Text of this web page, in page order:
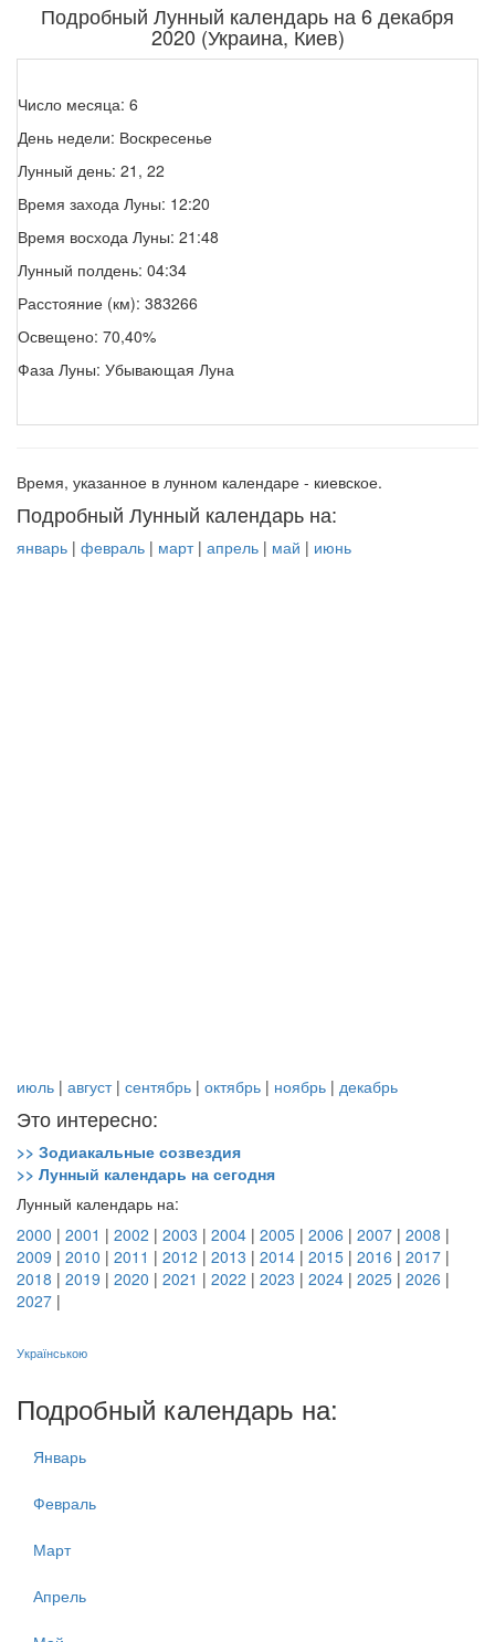
Подробный Лунный календарь на 6 декабря
2020 (Украина, Киев)
Число месяца: 6
День недели: Воскресенье
Лунный день: 21, 22
Время захода Луны: 12:20
Время восхода Луны: 21:48
Лунный полдень: 04:34
Расстояние (км): 383266
Освещено: 70,40%
Фаза Луны: Убывающая Луна
Время, указанное в лунном календаре - киевское.
Подробный Лунный календарь на:
январь | февраль | март| апрель | май | июнь
июль | август| сентябрь | октябрь | ноябрь | декабрь
Это интересно:
>> Зодиакальные созвездия
>> Лунный календарь на сегодня
Лунный календарь на:
2000 | 2001 | 2002 | 2003 | 2004 | 2005 | 2006 | 2007 | 2008 |
2009 | 2010 | 2011 | 2012 | 2013 | 2014 | 2015 | 2016 | 2017 |
2018 | 2019 | 2020 | 2021 | 2022 | 2023 | 2024 | 2025 | 2026 |
2027 |
Українською
Подробный календарь на:
Январь
Февраль
Март
Апрель